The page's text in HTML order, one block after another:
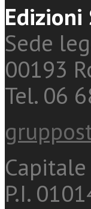
Sede
00193
Tel. 06
P.I.